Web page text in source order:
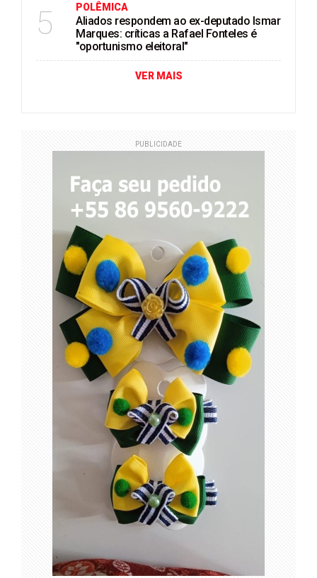
5 POLÊMICA
Aliados respondem ao ex-deputado Ismar
Marques: críticas a Rafael Fonteles é
"oportunismo eleitoral"
VER MAIS
PUBLICIDADE